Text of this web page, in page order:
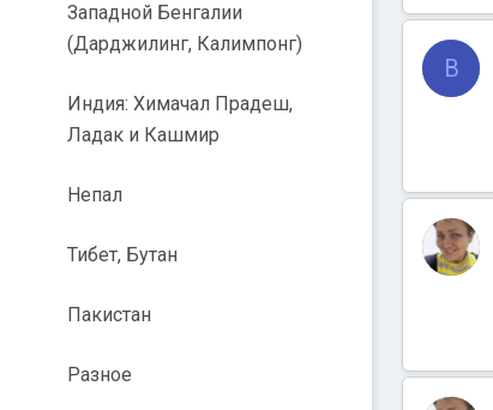
Западной Бенгалии
(Дарджилинг, Калимпонг)
Индия: Химачал Прадеш,
Ладак и Кашмир
Непал
Тибет, Бутан
Пакистан
Разное
B